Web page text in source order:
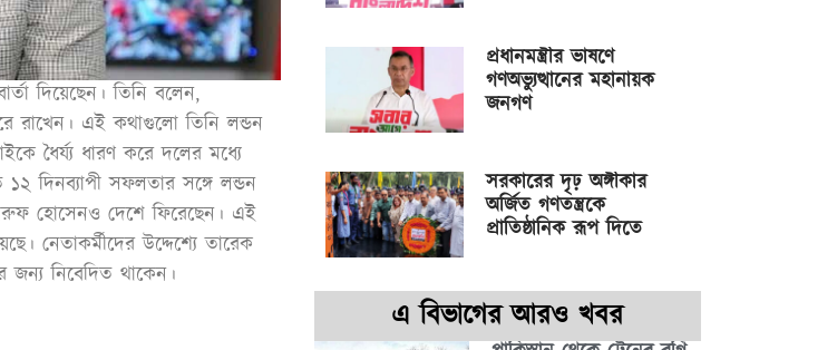
দিয়েছেন। তিনি বলেন,
রাখেন। এই কথাগুলো তিনি লন্ডন
ধৈর্য্য ধারণ করে দলের মধ্যে
দিনব্যাপী সফলতার সঙ্গে লন্ডন
হোসেনও দেশে ফিরেছেন। এই
নেতাকর্মীদের উদ্দেশ্যে তারেক
নিবেদিত থাকেন।
প্রধানমন্ত্রীর ভাষণে
গণঅভ্যুত্থানের মহানায়ক
জনগণ
সরকারের দৃঢ় অঙ্গীকার
অর্জিত গণতন্ত্রকে
প্রাতিষ্ঠানিক রূপ দিতে
এ বিভাগের আরও খবর